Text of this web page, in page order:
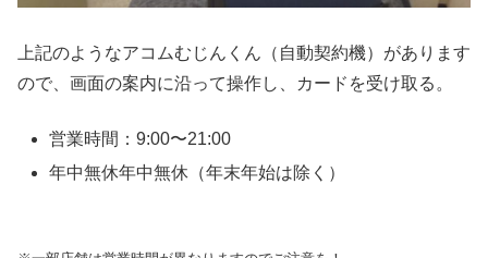
上記のようなアコムむじんくん（自動契約機）があります
ので、画面の案内に沿って操作し、カードを受け取る。
営業時間：9:00〜21:00
年中無休年中無休（年末年始は除く）